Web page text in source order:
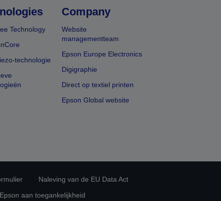
Technology
technologie
Company
Website
managementteam
Epson Europe Electronics
Digigraphie
Direct op textiel printen
Epson Global website
Naleving van de EU Data Act
aan toegankelijkheid